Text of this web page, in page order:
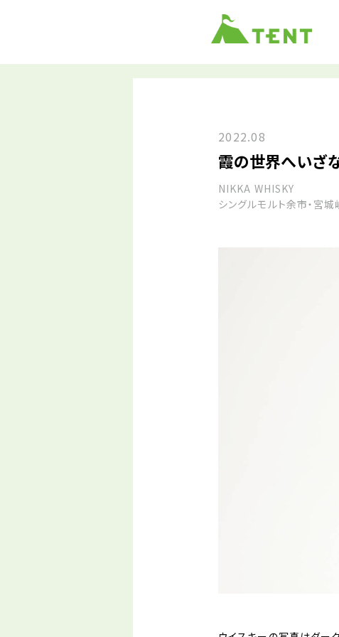
2022.08
霞の世界へいざ
NIKKA WHISKY
シングルモルト余市・宮